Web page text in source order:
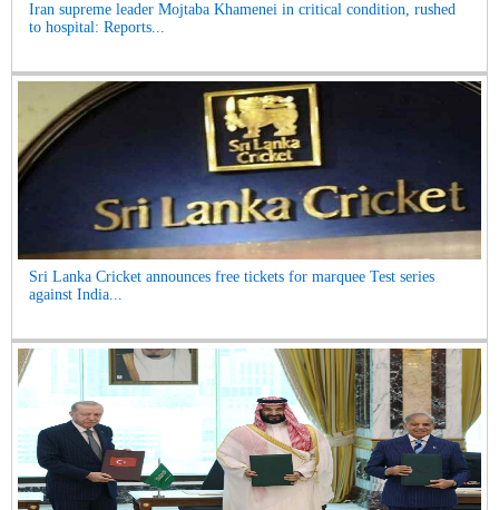
Iran supreme leader Mojtaba Khamenei in critical condition, rushed
to hospital: Reports...
Sri Lanka Cricket announces free tickets for marquee Test series
against India...